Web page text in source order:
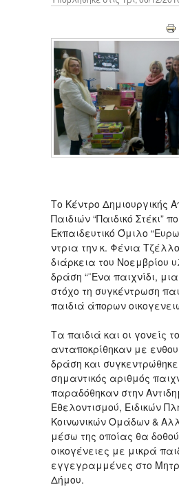
Το Κέντρο Δημιουργικής
Παιδιών “Παιδικό Στέκι”
Εκπαιδευτικό Όμιλο
ντρια την κ. Φένια
διάρκεια του Νοεμβρίου
δράση “¨Ενα παιχνίδι,
στόχο τη συγκέντρωση
παιδιά άπορων
Τα παιδιά και οι γονείς
ανταποκρίθηκαν με
δράση και
σημαντικός αριθμός
παραδόθηκαν στην
Εθελοντισμού, Ειδικών
Κοινωνικών Ομάδων &
μέσω της οποίας θα
οικογένειες με μικρά
εγγεγραμμένες στο
Δήμου.